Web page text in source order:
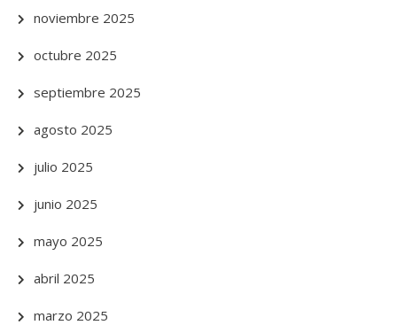
noviembre 2025
octubre 2025
septiembre 2025
agosto 2025
julio 2025
junio 2025
mayo 2025
abril 2025
marzo 2025